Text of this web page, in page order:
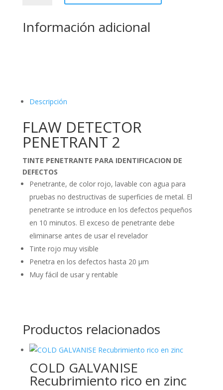
cantidad
Información adicional
Descripción
FLAW DETECTOR
PENETRANT 2
TINTE PENETRANTE PARA IDENTIFICACION DE
DEFECTOS
Penetrante, de color rojo, lavable con agua para
pruebas no destructivas de superficies de metal. El
penetrante se introduce en los defectos pequeños
en 10 minutos. El exceso de penetrante debe
eliminarse antes de usar el revelador
Tinte rojo muy visible
Penetra en los defectos hasta 20 μm
Muy fácil de usar y rentable
Productos relacionados
COLD GALVANISE
Recubrimiento rico en zinc